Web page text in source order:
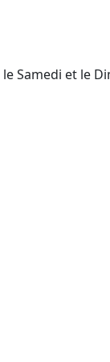
Samedi et le